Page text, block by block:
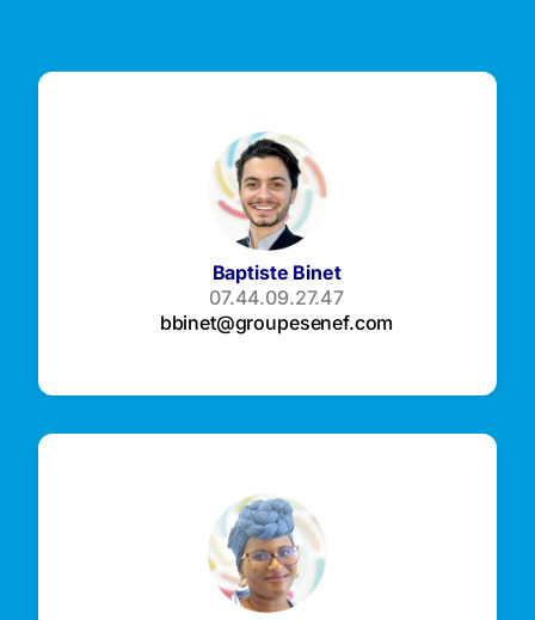
Baptiste Binet
07.44.09.27.47
bbinet@groupesenef.com